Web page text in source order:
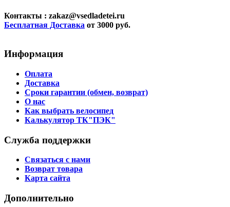
Контакты : zakaz@vsedladetei.ru
Бесплатная Доставка от 3000 руб.
Информация
Оплата
Доставка
Сроки гарантии (обмен, возврат)
О нас
Как выбрать велосипед
Калькулятор ТК"ПЭК"
Служба поддержки
Связаться с нами
Возврат товара
Карта сайта
Дополнительно